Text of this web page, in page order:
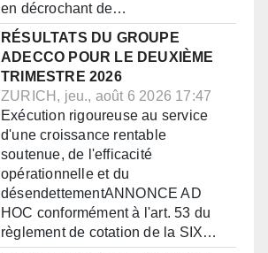
en décrochant de…
RÉSULTATS DU GROUPE
ADECCO POUR LE DEUXIÈME
TRIMESTRE 2026
ZURICH, jeu., août 6 2026 17:47
Exécution rigoureuse au service
d'une croissance rentable
soutenue, de l'efficacité
opérationnelle et du
désendettementANNONCE AD
HOC conformément à l'art. 53 du
règlement de cotation de la SIX…